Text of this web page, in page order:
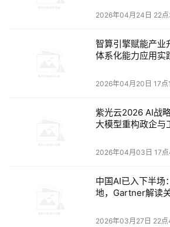
计世新金融研究院持续关注银行领域
2021年3月初开始面向银行业征集金
据对业务的效率提升、风险控制、
度，从百余家报名机构中评选出八家
出过突出性贡献的银行，分别为广西
作为对国计民生发挥重要作用的银行
政策上的不断鼓励和支持，金融科技
2026年04月24日 22点
智算引擎赋能产业
体系化能力应用实
2026年04月20日 17点
紫光云2026 AI战
大模型重构政企与
2026年04月03日 17
中国AI已入下半场
地，Gartner解读
2026年03月27日 22点